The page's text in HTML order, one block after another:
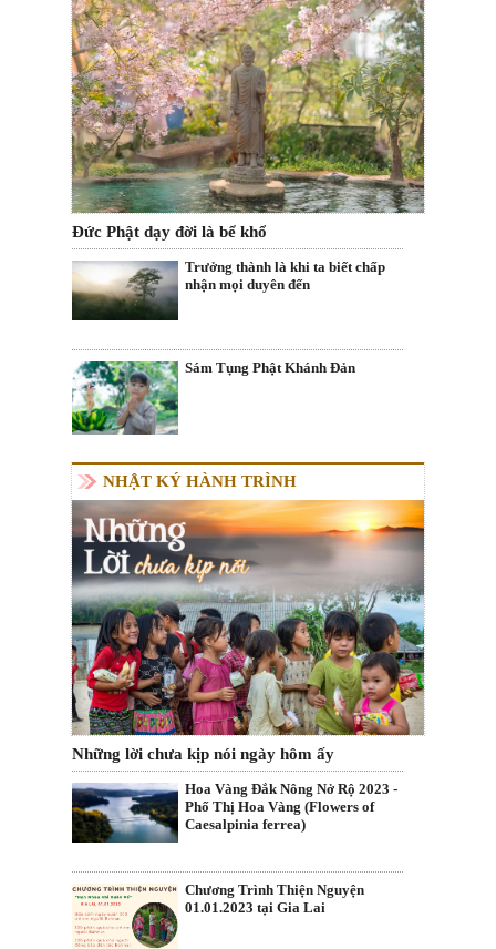
Đức Phật dạy đời là bể khổ
Trưởng thành là khi ta biết chấp
nhận mọi duyên đến
Sám Tụng Phật Khánh Đản
NHẬT KÝ HÀNH TRÌNH
Những lời chưa kịp nói ngày hôm ấy
Hoa Vàng Đắk Nông Nở Rộ 2023 -
Phố Thị Hoa Vàng (Flowers of
Caesalpinia ferrea)
Chương Trình Thiện Nguyện
01.01.2023 tại Gia Lai